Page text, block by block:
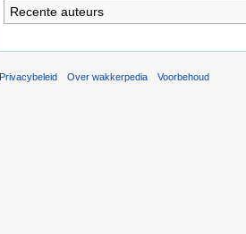
Recente auteurs
Privacybeleid Over wakkerpedia Voorbehoud